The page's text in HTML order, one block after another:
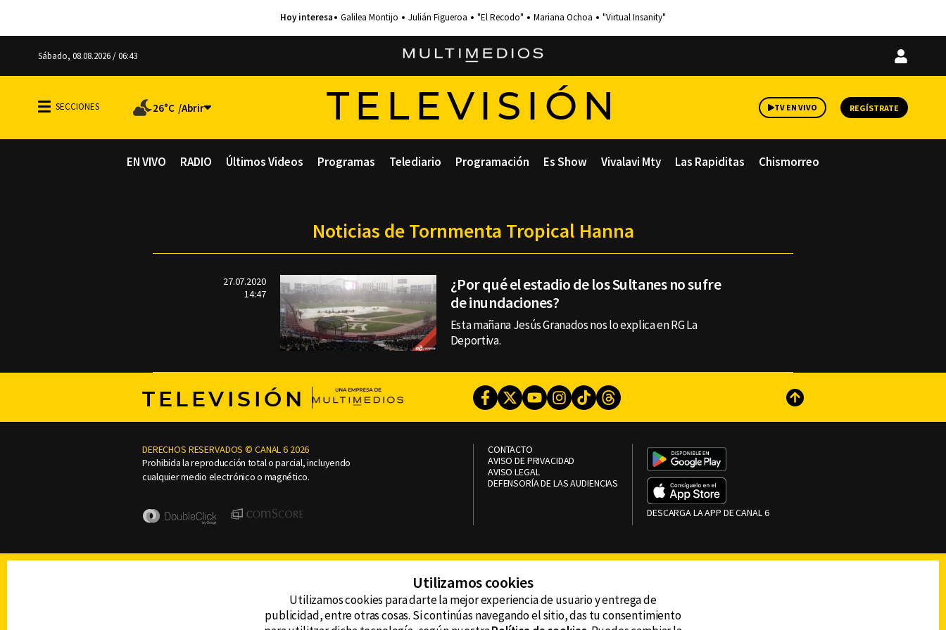
Galilea Montijo Julián Figueroa "El Recodo" Mariana Ochoa "Virtual Insanity"
Sábado, 08.08.2026 / 06:43
Iniciar
26°C TELEVISIÓN TV EN VIVO REGÍSTRATE
EN VIVO RADIO Últimos Videos Programas Telediario Programación Es Show Vivalavi Mty Las Rapiditas Chismorreo
Noticias de Tornmenta Tropical Hanna
27.07.2020
14:47
¿Por qué el estadio de los Sultanes no sufre
de inundaciones?
Esta mañana Jesús Granados nos lo explica en RG La
Deportiva.
TELEVISIÓN Facebook
TwitterYoutubeInstagram
TikTokThreads Subir
DERECHOS RESERVADOS © CANAL 6 2026
Prohibida la reproducción total o parcial, incluyendo
cualquier medio electrónico o magnético.
CONTACTO
AVISO DE PRIVACIDAD
AVISO LEGAL
DEFENSORÍA DE LAS AUDIENCIAS
DESCARGA LA APP DE CANAL 6
Utilizamos cookies
Utilizamos cookies para darte la mejor experiencia de usuario y entrega de
publicidad, entre otras cosas. Si continúas navegando el sitio, das tu consentimiento